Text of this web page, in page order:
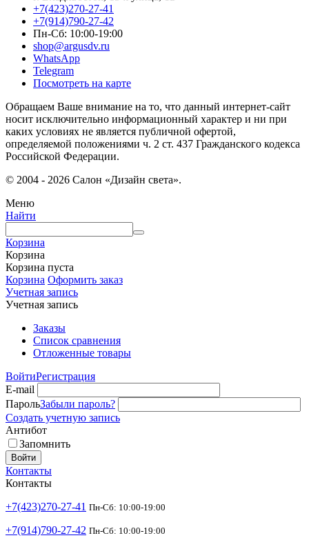
+7(423)270-27-41
+7(914)790-27-42
Пн-Сб: 10:00-19:00
shop@argusdv.ru
WhatsApp
Telegram
Посмотреть на карте
Обращаем Ваше внимание на то, что данный интернет-сайт
носит исключительно информационный характер и ни при
каких условиях не является публичной офертой,
определяемой положениями ч. 2 ст. 437 Гражданского кодекса
Российской Федерации.
© 2004 - 2026 Салон «Дизайн света».
Меню
Найти
Корзина
Корзина
Корзина пуста
Корзина Оформить заказ
Учетная запись
Учетная запись
Заказы
Список сравнения
Отложенные товары
ВойтиРегистрация
E-mail
ПарольЗабыли пароль?
Создать учетную запись
Антибот
Запомнить
Войти
Контакты
Контакты
+7(423)270-27-41 Пн-Сб: 10:00-19:00
+7(914)790-27-42 Пн-Сб: 10:00-19:00